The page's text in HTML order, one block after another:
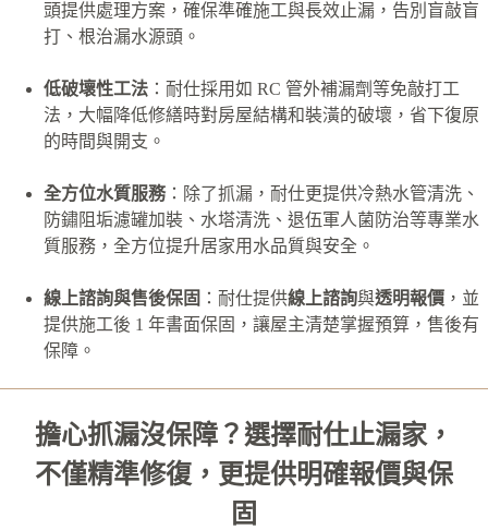
頭提供處理方案，確保準確施工與長效止漏，告別盲敲盲
打、根治漏水源頭。
低破壞性工法 ：耐仕採用如 RC 管外補漏劑等免敲打工
法，大幅降低修繕時對房屋結構和裝潢的破壞，省下復原
的時間與開支。
全方位水質服務 ：除了抓漏，耐仕更提供冷熱水管清洗、
防鏽阻垢濾罐加裝、水塔清洗、退伍軍人菌防治等專業水
質服務，全方位提升居家用水品質與安全。
線上諮詢與售後保固 ：耐仕提供線上諮詢與透明報價 ，並
提供施工後 1 年書面保固，讓屋主清楚掌握預算，售後有
保障。
擔心抓漏沒保障？選擇耐仕止漏家，
不僅精準修復，更提供明確報價與保
固